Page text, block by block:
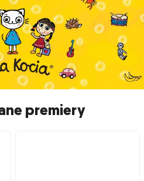
premiery